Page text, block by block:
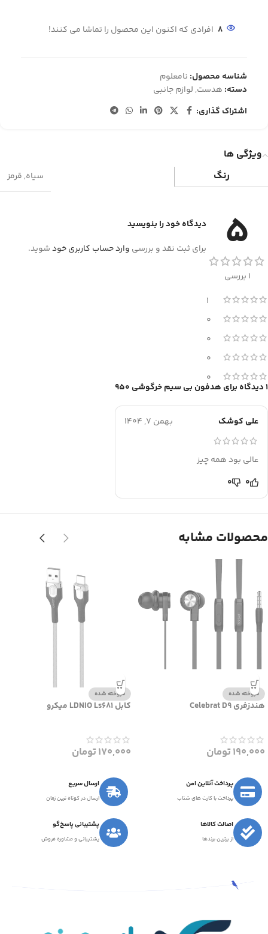
8 افرادی که اکنون این محصول را تماشا می کنند!
شناسه محصول: نامعلوم
دسته: هدست, لوازم جانبی
اشتراک گذاری:
ویژگی ها
رنگ
سیاه, قرمز
5
1 بررسی
1
0
0
0
0
1 دیدگاه برای هدفون بی سیم خرگوشی 950
علی کوشک بهمن 7, 1404
عالی بود همه چیز
0
0
دیدگاه خود را بنویسید
برای ثبت نقد و بررسی وارد حساب کاربری خودشوید.
محصولات مشابه
فروخته شده
هندزفری Celebrat D9
190,000تومان
فروخته شده
کابل LDNIO Ls681 میکرو
170,000تومان
پرداخت آنلاین امن
پرداخت با کارت های شتاب
ارسال سریع
ارسال در کوتاه ترین زمان
اصالت کالاها
از برترین برندها
پشتیبانی پاسخ‌گو
پشتیبانی و مشاوره فروش